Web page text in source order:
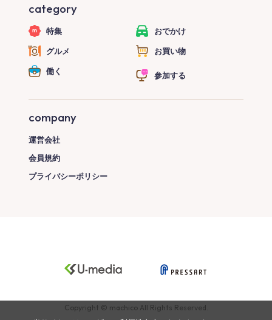
category
特集 おでかけ
グルメ お買い物
働く 参加する
company
運営会社
会員規約
プライバシーポリシー
Copyright © machico All Rights Reserved.